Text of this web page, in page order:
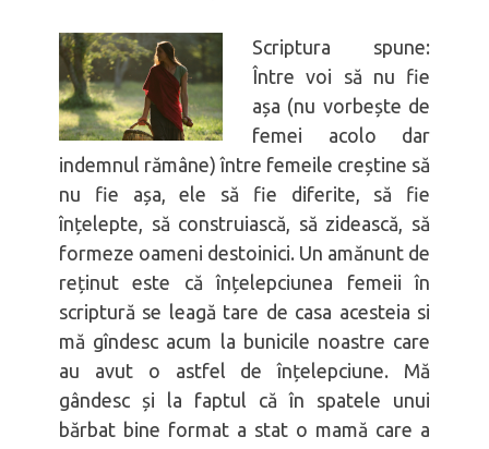
Scriptura spune:
Între voi să nu fie
așa (nu vorbește de
femei acolo dar
indemnul rămâne) între femeile creștine să
nu fie așa, ele să fie diferite, să fie
înțelepte, să construiască, să zidească, să
formeze oameni destoinici. Un amănunt de
reținut este că înțelepciunea femeii în
scriptură se leagă tare de casa acesteia si
mă gîndesc acum la bunicile noastre care
au avut o astfel de înțelepciune. Mă
gândesc și la faptul că în spatele unui
bărbat bine format a stat o mamă care a